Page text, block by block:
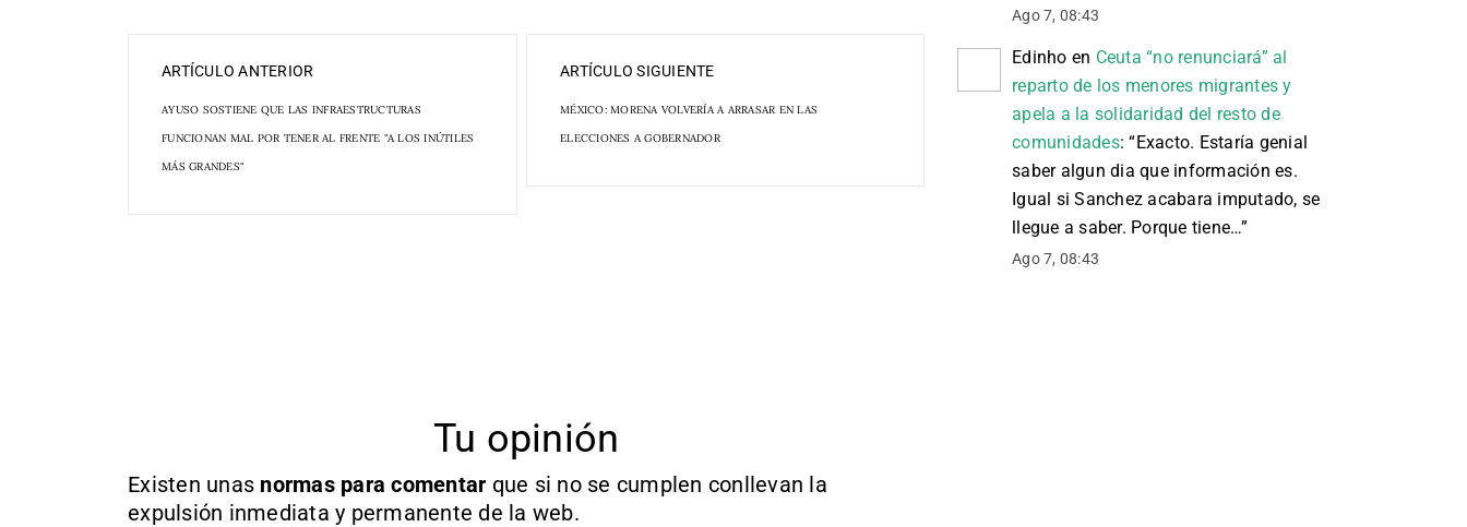
ARTÍCULO ANTERIOR
AYUSO SOSTIENE QUE LAS INFRAESTRUCTURAS
FUNCIONAN MAL POR TENER AL FRENTE "A LOS INÚTILES
MÁS GRANDES"
ARTÍCULO SIGUIENTE
MÉXICO: MORENA VOLVERÍA A ARRASAR EN LAS
ELECCIONES A GOBERNADOR
Tu opinión
Existen unas normas para comentar que si no se cumplen conllevan la
expulsión inmediata y permanente de la web.
Ago 7, 08:43
Edinho en Ceuta “no renunciará” al
reparto de los menores migrantes y
apela a la solidaridad del resto de
comunidades: “Exacto. Estaría genial
saber algun dia que información es.
Igual si Sanchez acabara imputado, se
llegue a saber. Porque tiene…”
Ago 7, 08:43